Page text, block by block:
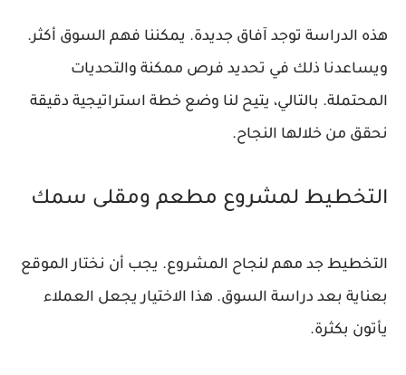
هذه الدراسة توجد آفاق جديدة. يمكننا فهم السوق أكثر.
ويساعدنا ذلك في تحديد فرص ممكنة والتحديات
المحتملة. بالتالي، يتيح لنا وضع خطة استراتيجية دقيقة
نحقق من خلالها النجاح.
التخطيط لمشروع مطعم ومقلى سمك
التخطيط جد مهم لنجاح المشروع. يجب أن نختار الموقع
بعناية بعد دراسة السوق. هذا الاختيار يجعل العملاء
يأتون بكثرة.